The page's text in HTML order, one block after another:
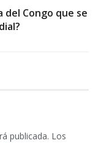
del Congo que se
publicada. Los